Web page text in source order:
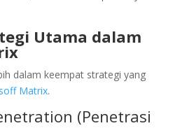
Utama dalam
dalam keempat strategi yang
Matrix.
(Penetrasi